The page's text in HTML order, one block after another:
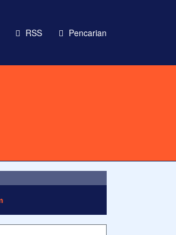
RSS Pencarian